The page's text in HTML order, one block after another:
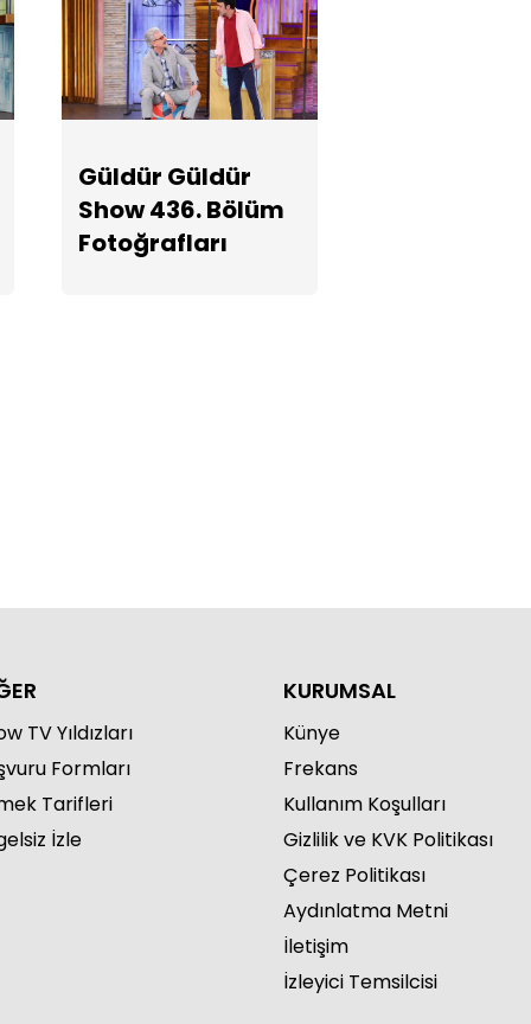
Güldür Güldür
Show 436.
Güldür Güldür
Show 436. Bölüm
Fotoğrafları
TV Yıldızları
Formları
Tarifleri
İzle
KURUMSAL
Künye
Frekans
Kullanım Koşulları
Gizlilik ve KVK Politikası
Çerez Politikası
Aydınlatma Metni
İletişim
İzleyici Temsilcisi